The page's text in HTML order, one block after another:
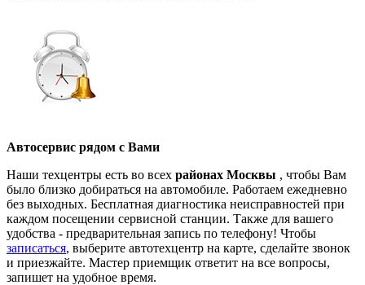
Автосервис рядом с Вами
Наши техцентры есть во всех районах Москвы , чтобы Вам
было близко добираться на автомобиле. Работаем ежедневно
без выходных. Бесплатная диагностика неисправностей при
каждом посещении сервисной станции. Также для вашего
удобства - предварительная запись по телефону! Чтобы
записаться, выберите автотехцентр на карте, сделайте звонок
и приезжайте. Мастер приемщик ответит на все вопросы,
запишет на удобное время.